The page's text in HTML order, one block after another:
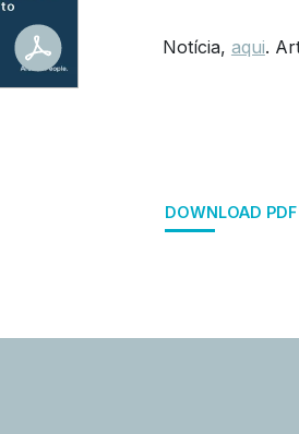
Notícia, aqui.
DOWNLOAD PDF